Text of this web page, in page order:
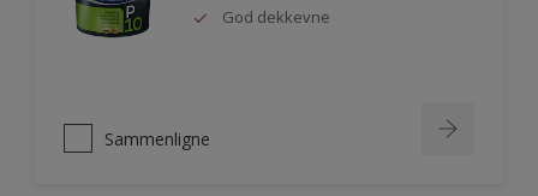
God dekkevne
Sammenligne